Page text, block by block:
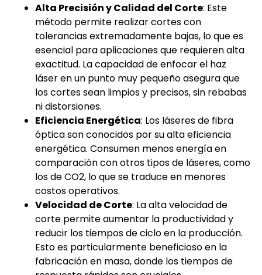
Alta Precisión y Calidad del Corte: Este
método permite realizar cortes con
tolerancias extremadamente bajas, lo que es
esencial para aplicaciones que requieren alta
exactitud. La capacidad de enfocar el haz
láser en un punto muy pequeño asegura que
los cortes sean limpios y precisos, sin rebabas
ni distorsiones.
Eficiencia Energética: Los láseres de fibra
óptica son conocidos por su alta eficiencia
energética. Consumen menos energía en
comparación con otros tipos de láseres, como
los de CO2, lo que se traduce en menores
costos operativos.
Velocidad de Corte: La alta velocidad de
corte permite aumentar la productividad y
reducir los tiempos de ciclo en la producción.
Esto es particularmente beneficioso en la
fabricación en masa, donde los tiempos de